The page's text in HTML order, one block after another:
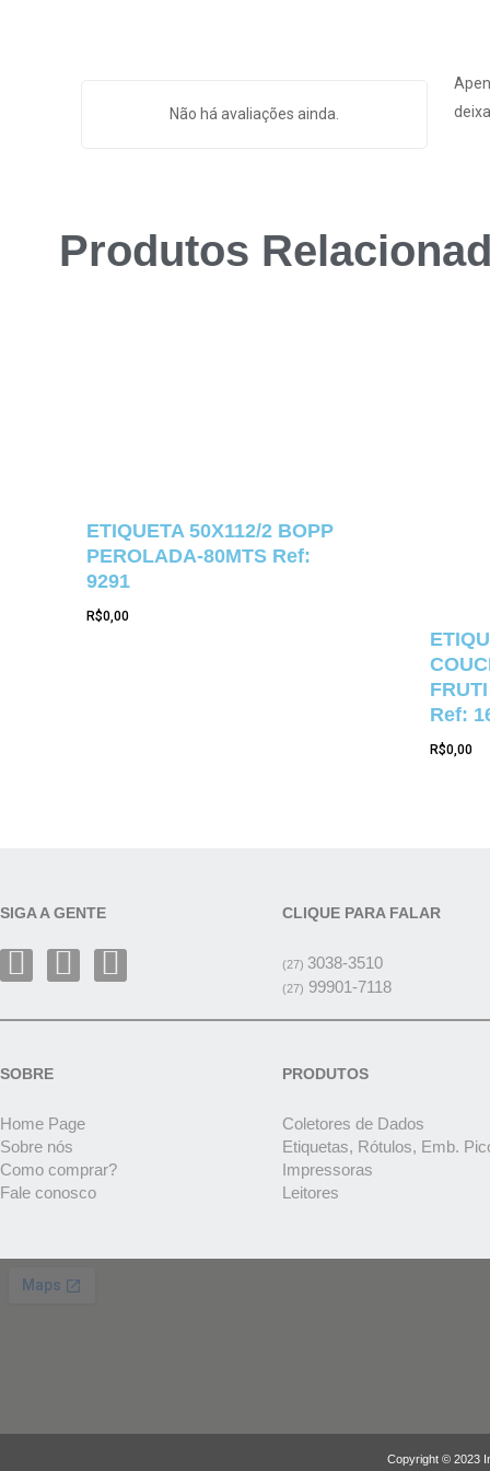
Não há avaliações ainda.
Produtos
ETIQUETA 50X112/2 BOPP
PEROLADA-80MTS Ref:
9291
R$0,00
Ref:
R$0,00
SIGA A GENTE CLIQUE PARA FALAR
(27) 3038-3510
(27) 99901-7118
SOBRE
Home Page
Sobre nós
Como comprar?
Fale conosco
PRODUTOS
Coletores de Dados
Etiquetas, Rótulos, Emb.
Impressoras
Leitores
Copyright © 2023